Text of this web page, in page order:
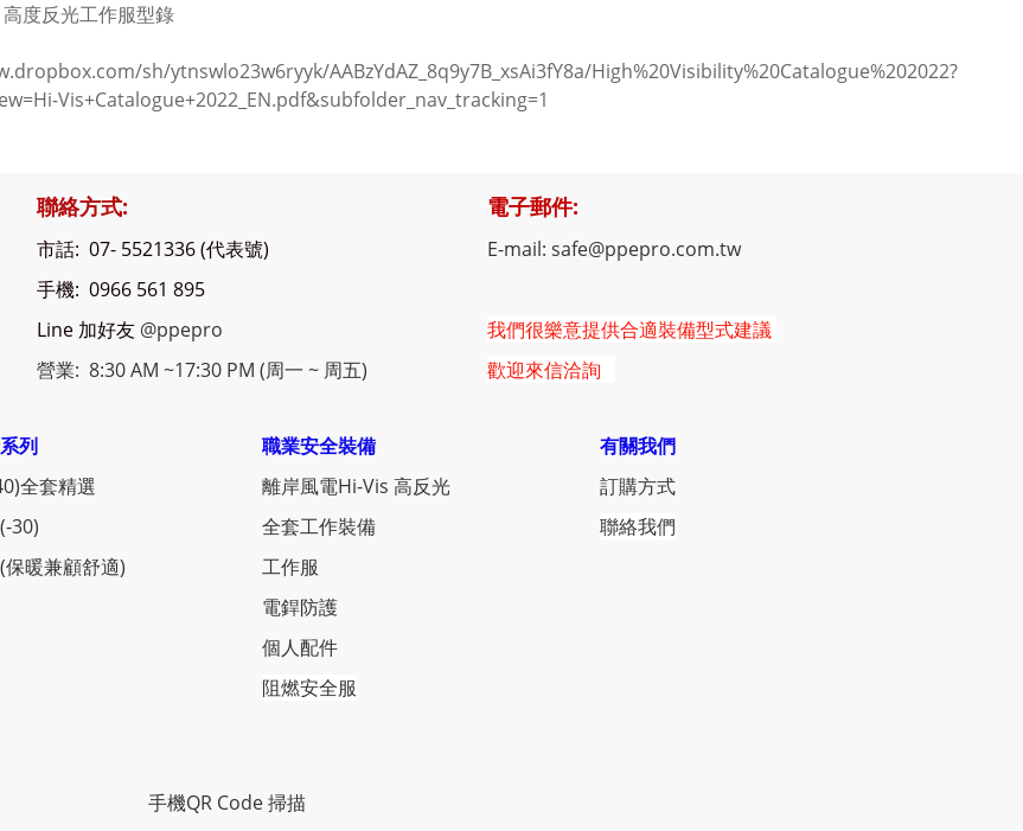
高度反光工作服型錄
sh/ytnswlo23w6ryyk/AABzYdAZ_8q9y7B_xsAi3fY8a/High%20Visibility%20Catalogue%202022?
Vis+Catalogue+2022_EN.pdf&subfolder_nav_tracking=1
聯絡方式:
市話: 07- 5521336 (代表號)
手機: 0966 561 895
Line 加好友 @ppepro
營業: 8:30 AM ~17:30 PM (周一 ~ 周五)
電子郵件:
E-mail: safe@ppepro.com.tw
我們很樂意提供合適裝備型式建議
歡迎來信洽詢
列
全套精選
30)
暖兼顧舒適)
職業安全裝備
離岸風電Hi-Vis 高反光
全套工作裝備
工作服
電銲防護
個人配件
阻燃安全服
有關我們
訂購方式
聯絡我們
手機QR Code 掃描